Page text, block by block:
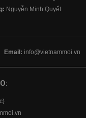
Nguyễn Minh Quyết
Email: info@vietnammoi.vn